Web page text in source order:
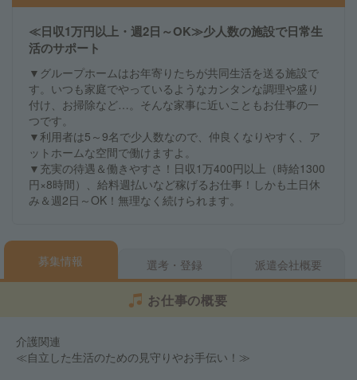
≪日収1万円以上・週2日～OK≫少人数の施設で日常生
活のサポート
▼グループホームはお年寄りたちが共同生活を送る施設で
す。いつも家庭でやっているようなカンタンな調理や盛り
付け、お掃除など…。そんな家事に近いこともお仕事の一
つです。
▼利用者は5～9名で少人数なので、仲良くなりやすく、ア
ットホームな空間で働けますよ。
▼充実の待遇＆働きやすさ！日収1万400円以上（時給1300
円×8時間）、給料週払いなど稼げるお仕事！しかも土日休
み＆週2日～OK！無理なく続けられます。
募集情報 選考・登録 派遣会社概要
お仕事の概要
介護関連
≪自立した生活のための見守りやお手伝い！≫